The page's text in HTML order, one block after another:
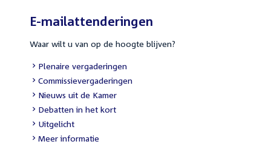
E-mailattenderingen
Waar wilt u van op de hoogte blijven?
Plenaire vergaderingen
Commissievergaderingen
Nieuws uit de Kamer
Debatten in het kort
Uitgelicht
Meer informatie